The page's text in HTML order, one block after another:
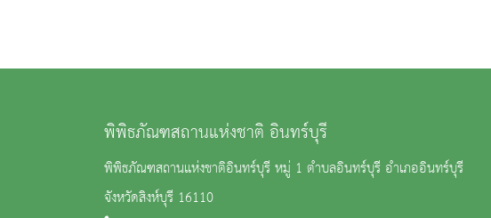
พิพิธภัณฑสถานแห่งชาติ อินทร์บุรี
พิพิธภัณฑสถานแห่งชาติอินทร์บุรี หมู่ 1 ตำบลอินทร์บุรี อำเภออินทร์บุรี
จังหวัดสิงห์บุรี 16110